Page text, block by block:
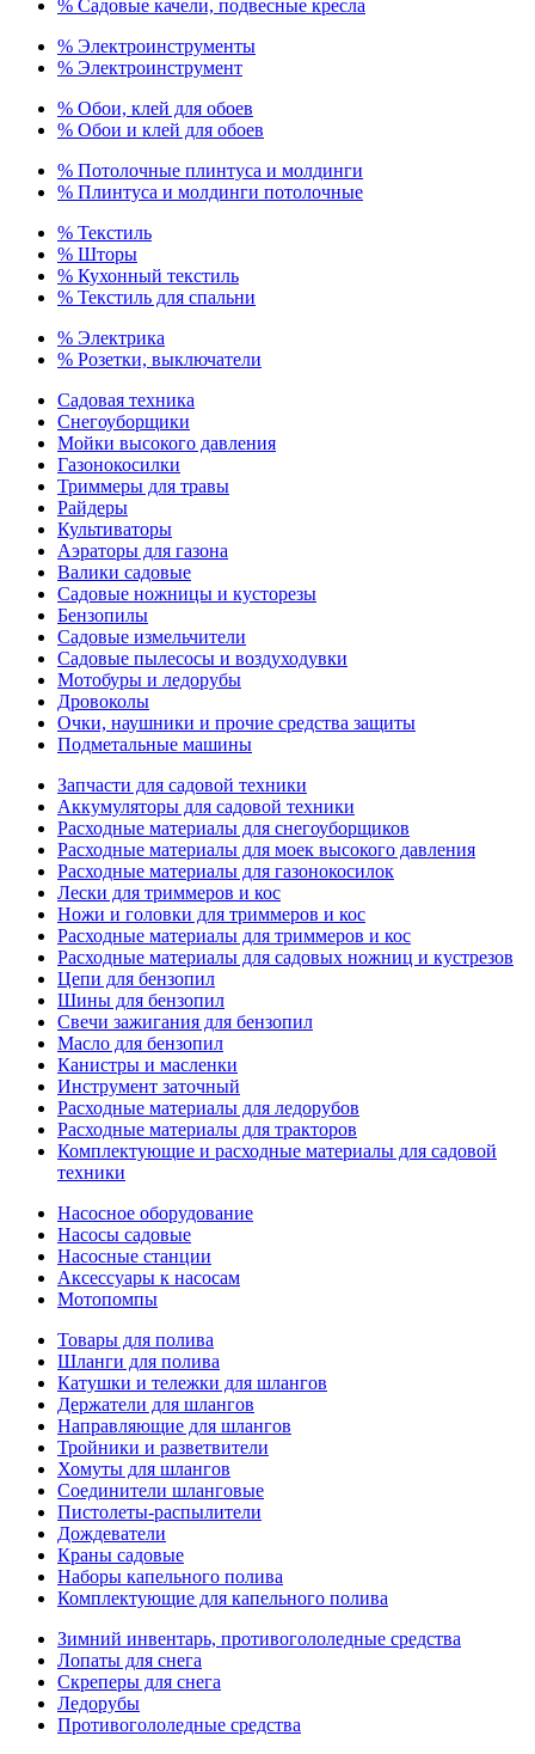
% Садовые качели, подвесные кресла
% Электроинструменты
% Электроинструмент
% Обои, клей для обоев
% Обои и клей для обоев
% Потолочные плинтуса и молдинги
% Плинтуса и молдинги потолочные
% Текстиль
% Шторы
% Кухонный текстиль
% Текстиль для спальни
% Электрика
% Розетки, выключатели
Садовая техника
Снегоуборщики
Мойки высокого давления
Газонокосилки
Триммеры для травы
Райдеры
Культиваторы
Аэраторы для газона
Валики садовые
Садовые ножницы и кусторезы
Бензопилы
Садовые измельчители
Садовые пылесосы и воздуходувки
Мотобуры и ледорубы
Дровоколы
Очки, наушники и прочие средства защиты
Подметальные машины
Запчасти для садовой техники
Аккумуляторы для садовой техники
Расходные материалы для снегоуборщиков
Расходные материалы для моек высокого давления
Расходные материалы для газонокосилок
Лески для триммеров и кос
Ножи и головки для триммеров и кос
Расходные материалы для триммеров и кос
Расходные материалы для садовых ножниц и кустрезов
Цепи для бензопил
Шины для бензопил
Свечи зажигания для бензопил
Масло для бензопил
Канистры и масленки
Инструмент заточный
Расходные материалы для ледорубов
Расходные материалы для тракторов
Комплектующие и расходные материалы для садовой
техники
Насосное оборудование
Насосы садовые
Насосные станции
Аксессуары к насосам
Мотопомпы
Товары для полива
Шланги для полива
Катушки и тележки для шлангов
Держатели для шлангов
Направляющие для шлангов
Тройники и разветвители
Хомуты для шлангов
Соединители шланговые
Пистолеты-распылители
Дождеватели
Краны садовые
Наборы капельного полива
Комплектующие для капельного полива
Зимний инвентарь, противогололедные средства
Лопаты для снега
Скреперы для снега
Ледорубы
Противогололедные средства